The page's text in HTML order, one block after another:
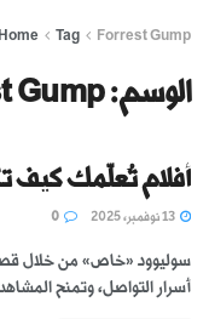
Home Tag Forrest Gump
الوسم:Gump
أفلام تُعلّمك كيف
سوليوود «خاص» من خلال
أسرار التواصل، وتمنح